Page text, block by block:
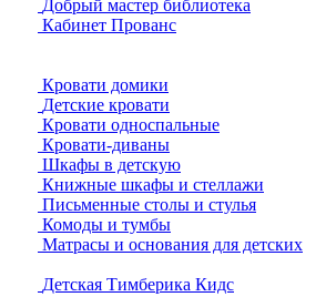
Добрый мастер библиотека
Кабинет Прованс
Кровати домики
Детские кровати
Кровати односпальные
Кровати-диваны
Шкафы в детскую
Книжные шкафы и стеллажи
Письменные столы и стулья
Комоды и тумбы
Матрасы и основания для детских
Детская Тимберика Кидс